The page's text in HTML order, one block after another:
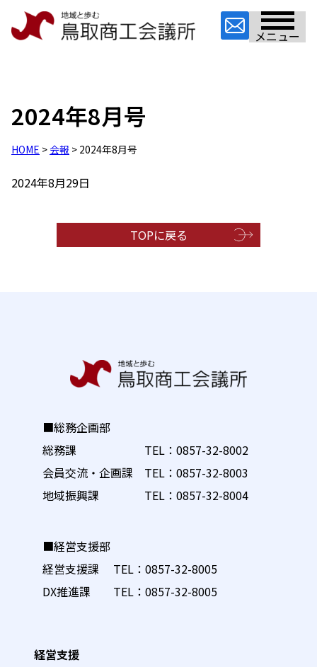
メニュー
2024年8月号
HOME >会報 > 2024年8月号
2024年8月29日
TOPに戻る
■総務企画部
総務課 TEL： 0857-32-8002
会員交流・企画課 TEL： 0857-32-8003
地域振興課 TEL： 0857-32-8004
■経営支援部
経営支援課 TEL： 0857-32-8005
DX推進課 TEL： 0857-32-8005
経営支援